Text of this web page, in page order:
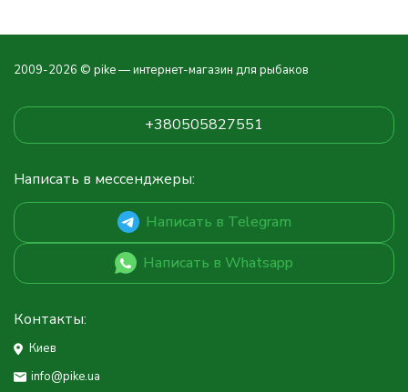
2009-2026 © pike — интернет-магазин для рыбаков
+380505827551
Написать в мессенджеры:
Написать в Telegram
Написать в Whatsapp
Контакты:
Киев
info@pike.ua